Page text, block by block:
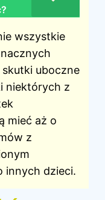
wszystkie
uboczne
niektórych z
mieć aż o
z
innych dzieci.